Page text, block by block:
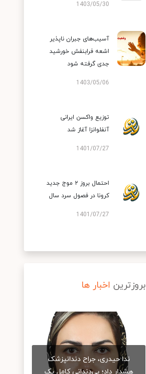
1403/05/30
آسیب‌های جبران ناپذیر
اشعه فرابنفش خورشید
جدی گرفته شود
1403/05/06
توزیع واکسن ایرانی
آنفلوانزا آغاز شد
1401/07/27
احتمال بروز ۲ موج جدید
کرونا در فصول سرد سال
1401/07/27
بروزترین اخبار ها
ندا حیدری، جراح دندانپزشک
هشدار داد؛ بی‌دندانی کامل یک